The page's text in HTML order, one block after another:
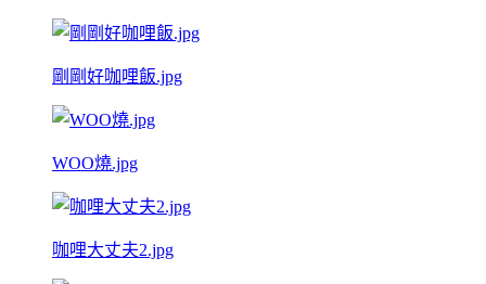
剛剛好咖哩飯.jpg
WOO燒.jpg
咖哩大丈夫2.jpg